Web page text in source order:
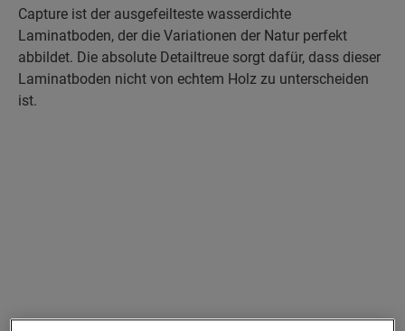
Capture ist der ausgefeilteste wasserdichte
Laminatboden, der die Variationen der Natur perfekt
abbildet. Die absolute Detailtreue sorgt dafür, dass dieser
Laminatboden nicht von echtem Holz zu unterscheiden
ist.